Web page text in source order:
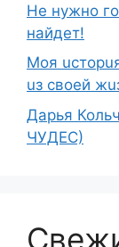
Не нужно
найдет!
Moя
uз свoeй
Дарья
ЧУДЕС)